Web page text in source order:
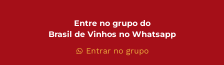
Entre no grupo do
Brasil de Vinhos no Whatsapp
Entrar no grupo